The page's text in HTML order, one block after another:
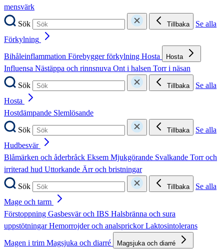
mensvärk
Sök
Tillbaka
Se alla
Förkylning
Bihåleinflammation Förebygger förkylning Hosta Hosta
Influensa Nästäppa och rinnsnuva Ont i halsen Torr i näsan
Sök
Tillbaka
Se alla
Hosta
Hostdämpande Slemlösande
Sök
Tillbaka
Se alla
Hudbesvär
Blåmärken och åderbråck Eksem Mjukgörande Svalkande Torr och
irriterad hud Uttorkande Ärr och bristningar
Sök
Tillbaka
Se alla
Mage och tarm
Förstoppning Gasbesvär och IBS Halsbränna och sura
uppstötningarHemorrojder och analsprickorLaktosintolerans
Magen i trim Magsjuka och diarré Magsjuka och diarré